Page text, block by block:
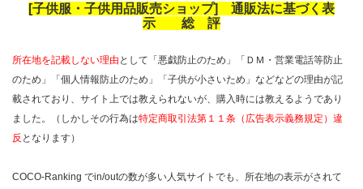
[子供服・子供用品販売ショップ] 通販法に基づく表
示 総 評
所在地を記載しない理由 として「悪戯防止のため」「ＤＭ・営業電話等防止
のため」「個人情報防止のため」「子供が小さいため」などなどの理由が記
載されており、サイト上では教えられないが、購入時には教えるようであり
ました。（しかしその行為は特定商取引法第１１条（広告表示義務規定）違
反 となります）
COCO-Ranking でin/outの数が多い人気サイトでも、所在地の表示がされて